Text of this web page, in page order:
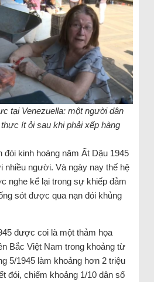
tại Venezuella: một người dân
ít ỏi sau khi phải xếp hàng
đói kinh hoàng năm Ất Dậu 1945
nhiều người. Và ngày nay thế hệ
nghe kể lại trong sự khiếp đảm
sót được qua nạn đói khủng
được coi là một thảm họa
Bắc Việt Nam trong khoảng từ
5/1945 làm khoảng hơn 2 triệu
đói, chiếm khoảng 1/10 dân số